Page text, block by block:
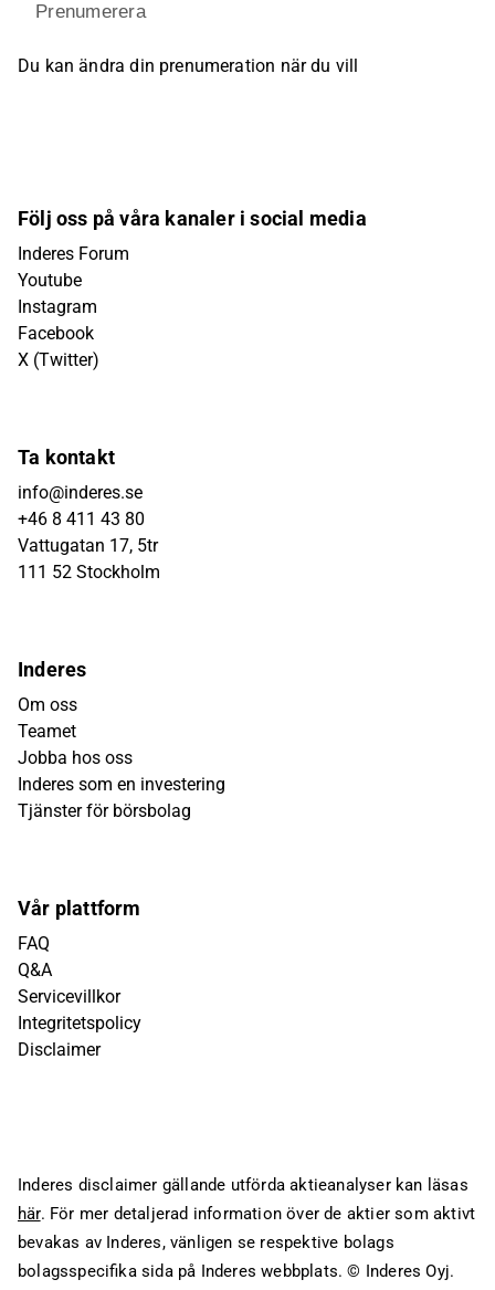
Prenumerera
Du kan ändra din prenumeration när du vill
Följ oss på våra kanaler i social media
Inderes Forum
Youtube
Instagram
Facebook
X (Twitter)
Ta kontakt
info@inderes.se
+46 8 411 43 80
Vattugatan 17, 5tr
111 52 Stockholm
Inderes
Om oss
Teamet
Jobba hos oss
Inderes som en investering
Tjänster för börsbolag
Vår plattform
FAQ
Q&A
Servicevillkor
Integritetspolicy
Disclaimer
Inderes disclaimer gällande utförda aktieanalyser kan läsas
här. För mer detaljerad information över de aktier som aktivt
bevakas av Inderes, vänligen se respektive bolags
bolagsspecifika sida på Inderes webbplats. © Inderes Oyj.